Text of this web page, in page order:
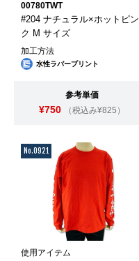
00780TWT
#204 ナチュラル×ホットピン
ク M サイズ
加工方法
水性ラバープリント
参考単価
¥750 （税込み¥825）
No.0921
使用アイテム